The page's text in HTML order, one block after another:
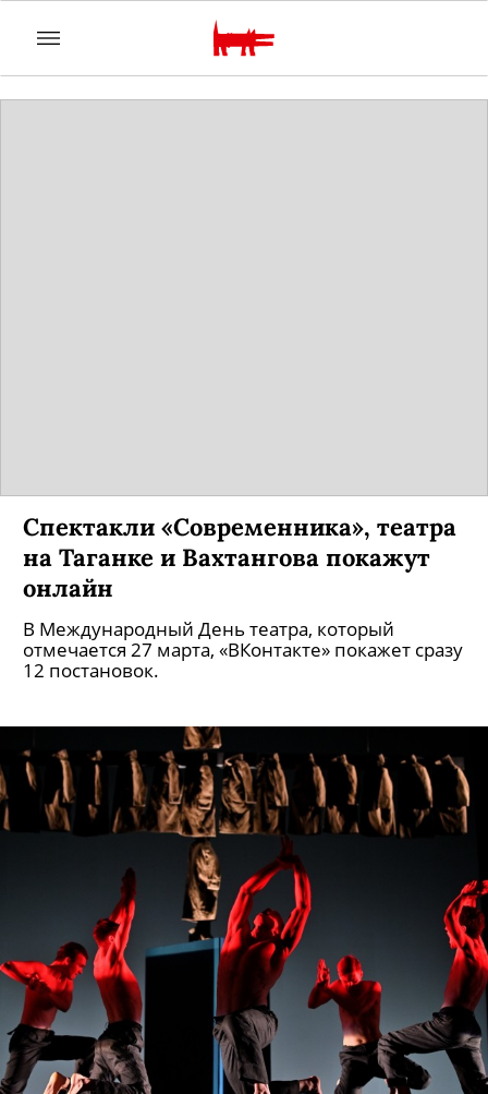
Спектакли «Современника», театра
на Таганке и Вахтангова покажут
онлайн
В Международный День театра, который
отмечается 27 марта, «ВКонтакте» покажет сразу
12 постановок.